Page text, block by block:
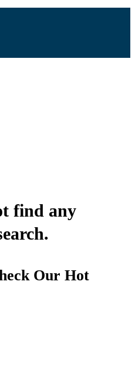
find any
Our Hot